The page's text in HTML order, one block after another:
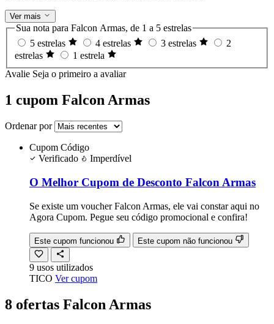
Ver mais
Sua nota para Falcon Armas, de 1 a 5 estrelas
5 estrelas
4 estrelas 3 estrelas
2
estrelas
1 estrela
Avalie Seja o primeiro a avaliar
1 cupom Falcon Armas
Ordenar por
Cupom Código
Verificado
Imperdível
O Melhor Cupom de Desconto Falcon Armas
Se existe um voucher Falcon Armas, ele vai constar aqui no
Agora Cupom. Pegue seu código promocional e confira!
Este cupom funcionou Este cupom não funcionou
9 usos utilizados
TICO Ver cupom
8 ofertas Falcon Armas